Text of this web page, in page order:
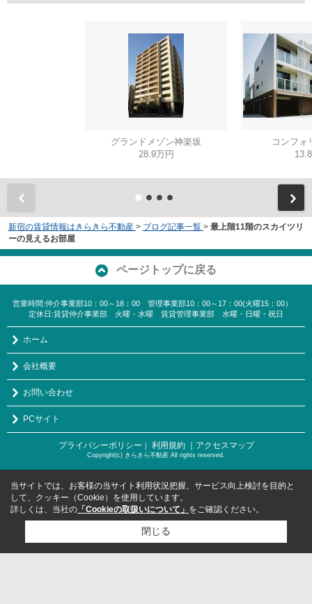
グランドメゾン神楽坂
28.9万円
コンフォ
新宿の賃貸情報はきらきら不動産 > ブログ記事一覧 > 最上階11階のスカイツリ
ーの見えるお部屋
ページトップに戻る
営業時間:仲介事業部10：00～18：00 管理事業部10：00～17：00(火曜15：00）
定休日:賃貸仲介事業部 火曜・水曜 賃貸管理事業部 水曜・日曜・祝日
ホーム
会社概要
お問い合わせ
PCサイト
プライバシーポリシー ｜ 利用規約 ｜アクセスマップ
Copyright(c) きらきら不動産 All rights reserved.
当サイトでは、お客様の当サイト利用状況把握、サービス向上検討を目的と
して、クッキー（Cookie）を使用しています。
詳しくは、当社の 「Cookieの取扱いについて」 をご確認ください。
閉じる